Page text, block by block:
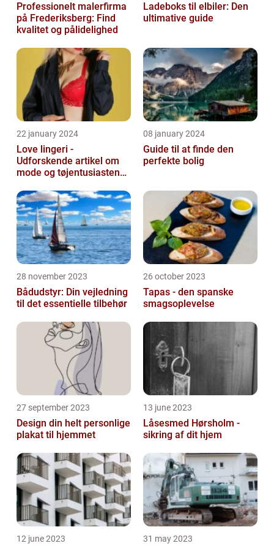
Professionelt malerfirma
på Frederiksberg: Find
kvalitet og pålidelighed
Ladeboks til elbiler: Den
ultimative guide
22 january 2024
Love lingeri -
Udforskende artikel om
mode og tøjentusiastens
08 january 2024
Guide til at finde den
perfekte bolig
28 november 2023
Bådudstyr: Din vejledning
til det essentielle tilbehør
26 october 2023
Tapas - den spanske
smagsoplevelse
27 september 2023
Design din helt personlige
plakat til hjemmet
13 june 2023
Låsesmed Hørsholm -
sikring af dit hjem
12 june 2023 31 may 2023